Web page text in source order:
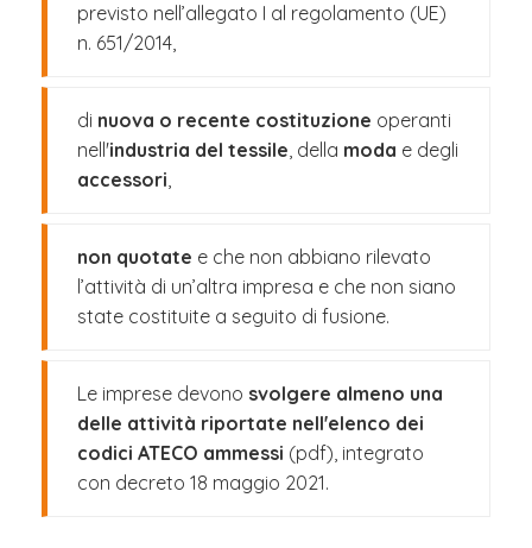
previsto nell’allegato I al regolamento (UE)
n. 651/2014,
di nuova o recente costituzione operanti
nell'industria del tessile, della moda e degli
accessori,
non quotate e che non abbiano rilevato
l’attività di un’altra impresa e che non siano
state costituite a seguito di fusione.
Le imprese devono svolgere almeno una
delle attività riportate nell'elenco dei
codici ATECO ammessi (pdf), integrato
con decreto 18 maggio 2021.